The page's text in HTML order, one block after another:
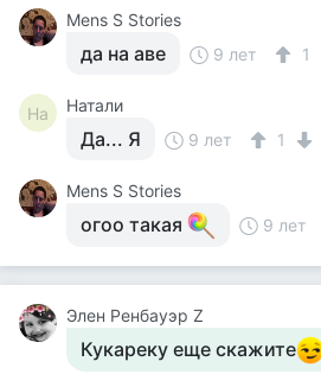
Mens S Stories
да на аве 9 лет 1
На Натали
Да... Я 9 лет 1
Mens S Stories
огоо такая 9 лет
Элен Ренбауэр Z
Кукареку еще скажите